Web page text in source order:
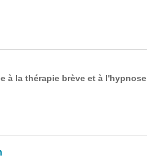
à la thérapie brève et à l'hypnose